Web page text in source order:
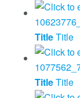
TitleTitle
TitleTitle